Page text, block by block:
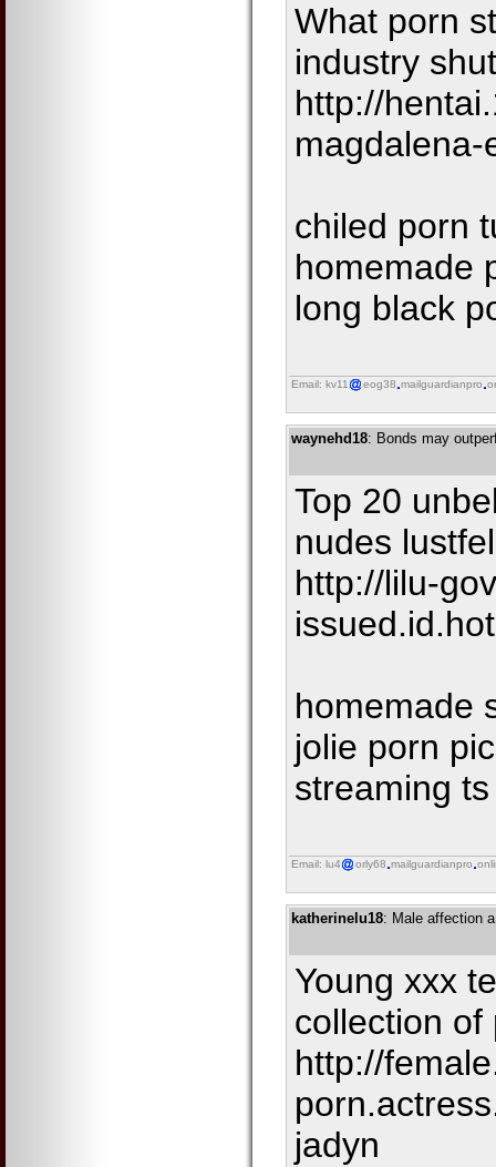
What porn
industry
http://
magdalena-
chiled porn
homemade
long black
Email: kv11 eog38 mailguardianpro
waynehd18: Bonds may
Top 20
nudes lustfel
http://lilu-
homemade
jolie porn
streaming
Email: lu4 orly68 mailguardianpro
katherinelu18: Male affection
Young xxx
collection of
http://
jadyn